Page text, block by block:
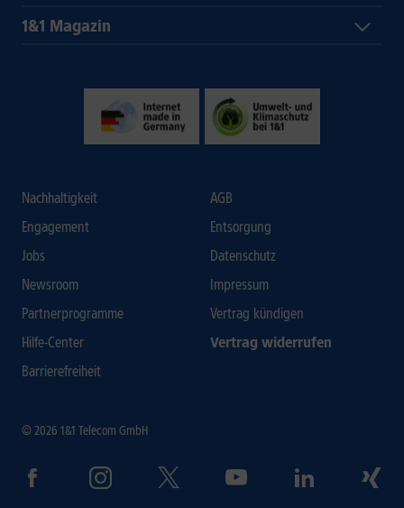
1&1 Magazin
Nachhaltigkeit
Engagement
Jobs
Newsroom
Partnerprogramme
Hilfe-Center
Barrierefreiheit
AGB
Entsorgung
Datenschutz
Impressum
Vertrag kündigen
Vertrag widerrufen
© 2026 1&1 Telecom GmbH